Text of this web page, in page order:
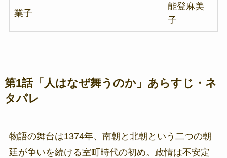
業子
能登麻美
子
第1話「人はなぜ舞うのか」あらすじ・ネ
タバレ
物語の舞台は1374年、南朝と北朝という二つの朝
廷が争いを続ける室町時代の初め。政情は不安定